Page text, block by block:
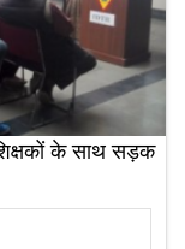
के साथ सड़क